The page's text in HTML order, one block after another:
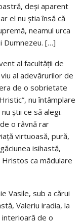
deşi aparent
el nu ştia însă că
neamul urca
Dumnezeu. […]
al facultăţii de
al adevărurilor de
de o sobrietate
nu întâmplare
ştii ce să alegi.
o râvnă rar
virtuoasă, pură,
isihastă,
Hristos ca mădulare
Vasile, sub a cărui
Valeriu iradia, la
de o